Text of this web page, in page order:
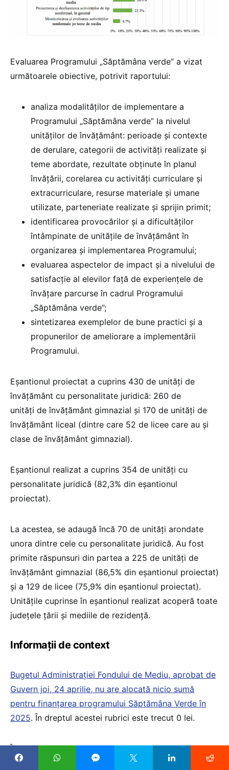
Evaluarea Programului „Săptămâna verde” a vizat
următoarele obiective, potrivit raportului:
analiza modalităților de implementare a
Programului „Săptămâna verde” la nivelul
unităților de învățământ: perioade și contexte
de derulare, categorii de activități realizate și
teme abordate, rezultate obținute în planul
învățării, corelarea cu activități curriculare și
extracurriculare, resurse materiale și umane
utilizate, parteneriate realizate și sprijin primit;
identificarea provocărilor și a dificultăților
întâmpinate de unitățile de învățământ în
organizarea și implementarea Programului;
evaluarea aspectelor de impact și a nivelului de
satisfacție al elevilor față de experiențele de
învățare parcurse în cadrul Programului
„Săptămâna verde”;
sintetizarea exemplelor de bune practici și a
propunerilor de ameliorare a implementării
Programului.
Eşantionul proiectat a cuprins 430 de unităţi de
învățământ cu personalitate juridică: 260 de
unități de învățământ gimnazial şi 170 de unități de
învățământ liceal (dintre care 52 de licee care au și
clase de învăţământ gimnazial).
Eșantionul realizat a cuprins 354 de unităţi cu
personalitate juridică (82,3% din eșantionul
proiectat).
La acestea, se adaugă încă 70 de unități arondate
unora dintre cele cu personalitate juridică. Au fost
primite răspunsuri din partea a 225 de unități de
învățământ gimnazial (86,5% din eșantionul proiectat)
și a 129 de licee (75,9% din eșantionul proiectat).
Unităţile cuprinse în eșantionul realizat acoperă toate
judeţele ţării și mediile de rezidență.
Informații de context
Bugetul Administrației Fondului de Mediu, aprobat de
Guvern joi, 24 aprilie, nu are alocată nicio sumă
pentru finanțarea programului Săptămâna Verde în
2025. În dreptul acestei rubrici este trecut 0 lei.
În anul școlar 2024-2025, programul„Săptămâna
verde” a primit 100 de milioane de lei din Fondul